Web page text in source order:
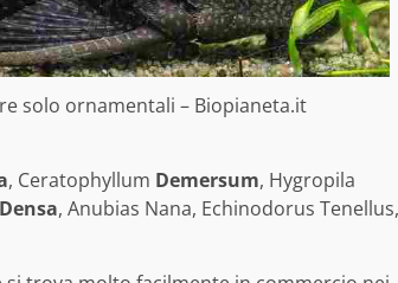
solo ornamentali – Biopianeta.it
, Ceratophyllum Demersum, Hygropila
Densa, Anubias Nana, Echinodorus Tenellus,